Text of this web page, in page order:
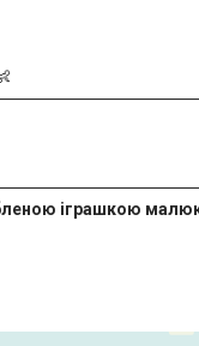
іграшкою